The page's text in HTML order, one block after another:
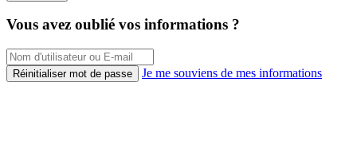
Vous avez oublié vos informations ?
Réinitialiser mot de passe Je me souviens de mes informations